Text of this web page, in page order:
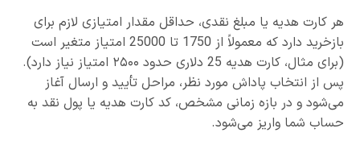
هر کارت هدیه یا مبلغ نقدی، حداقل مقدار امتیازی لازم برای
بازخرید دارد که معمولاً از 1750 تا 25000 امتیاز متغیر است
(برای مثال، کارت هدیه 25 دلاری حدود ۲۵۰۰ امتیاز نیاز دارد).
پس از انتخاب پاداش مورد نظر، مراحل تأیید و ارسال آغاز
می‌شود و در بازه زمانی مشخص، کد کارت هدیه یا پول نقد به
حساب شما واریز می‌شود.